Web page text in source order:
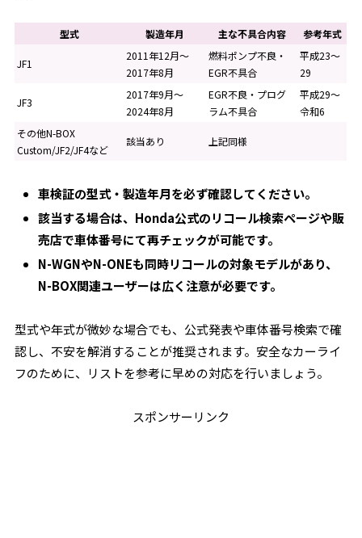
型式 製造年月 主な不具合内容 参考年式
JF1
2011年12月～
2017年8月
燃料ポンプ不良・
EGR不具合
平成23～
29
JF3
2017年9月～
2024年8月
EGR不良・プログ
ラム不具合
平成29～
令和6
その他N-BOX
Custom/JF2/JF4など
該当あり 上記同様
車検証の型式・製造年月を必ず確認してください。
該当する場合は、Honda公式のリコール検索ページや販
売店で車体番号にて再チェックが可能です。
N-WGNやN-ONEも同時リコールの対象モデルがあり、
N-BOX関連ユーザーは広く注意が必要です。
型式や年式が微妙な場合でも、公式発表や車体番号検索で確
認し、不安を解消することが推奨されます。安全なカーライ
フのために、リストを参考に早めの対応を行いましょう。
スポンサーリンク